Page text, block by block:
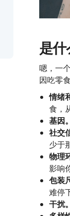
是什
嗯，一
因吃零
情绪
食，
基因。
社交
少于
物理
影响
包装
难停
干扰。